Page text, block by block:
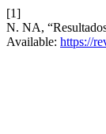
[1]
N. NA,
Available: https://